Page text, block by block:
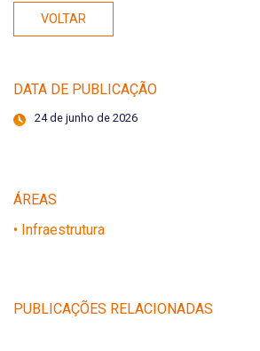
VOLTAR
DATA DE PUBLICAÇÃO
24 de junho de 2026
ÁREAS
• Infraestrutura
PUBLICAÇÕES RELACIONADAS